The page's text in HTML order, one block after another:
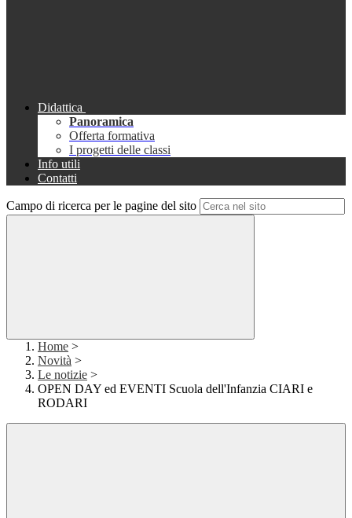
Didattica
Panoramica
Offerta formativa
I progetti delle classi
Info utili
Contatti
Campo di ricerca per le pagine del sito
Home >
Novità >
Le notizie >
OPEN DAY ed EVENTI Scuola dell'Infanzia CIARI e
RODARI